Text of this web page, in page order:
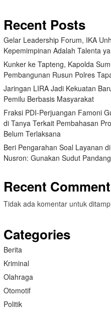
Recent Posts
Gelar Leadership Forum, IKA
Kepemimpinan Adalah Talenta
Kunker ke Tapteng, Kapolda
Pembangunan Rusun Polres
Jaringan LIRA Jadi Kekuatan
Pemilu Berbasis Masyarakat
Fraksi PDI-Perjuangan Famoni
di Tanya Terkait Pembahasan
Belum Terlaksana
Beri Pengarahan Soal Layanan
Nusron: Gunakan Sudut
Recent
Tidak ada komentar untuk
Categories
Berita
Kriminal
Olahraga
Otomotif
Politik